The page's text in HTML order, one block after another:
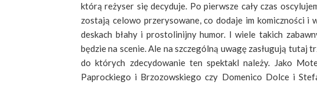
którą reżyser się decyduje. Po pierwsze cały czas
zostają celowo przerysowane, co dodaje im komiczności
deskach błahy i prostolinijny humor. I wiele takich
będzie na scenie. Ale na szczególną uwagę zasługują tutaj
do których zdecydowanie ten spektakl należy. Jako
Paprockiego i Brzozowskiego czy Domenico Dolce i